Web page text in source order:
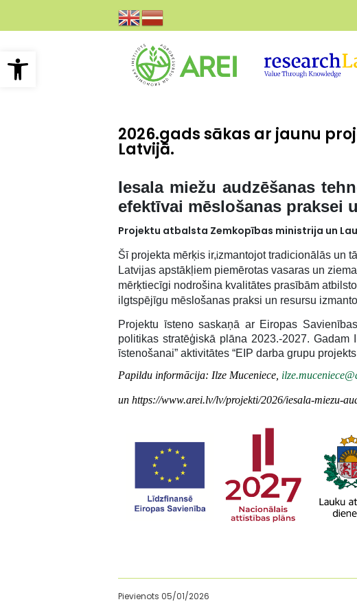
Open toolbar
galveno
2026.gads sākas ar jaunu
Latvijā.
Iesala miežu audzēšanas
efektīvai mēslošanas praksei
Projektu atbalsta Zemkopības ministrija un
Šī projekta mērķis ir,izmantojot tradicionālās un
Latvijas apstākļiem piemērotas vasaras un
mērķtiecīgi nodrošina kvalitātes prasībām
ilgtspējīgu mēslošanas praksi un resursu
Projektu īsteno saskaņā ar Eiropas
politikas stratēģiskā plāna 2023.-2027. Gadam
īstenošanai” aktivitātes “EIP darba grupu
Papildu informācija: Ilze Muceniece,
un https://www.arei.lv/lv/projekti/2026/iesala-miezu-
Pievienots 05/01/2026